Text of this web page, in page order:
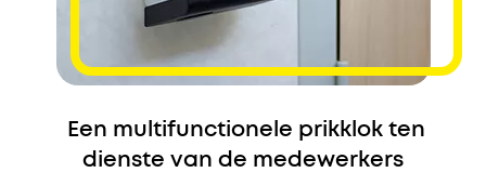
Een multifunctionele prikklok ten
dienste van de medewerkers